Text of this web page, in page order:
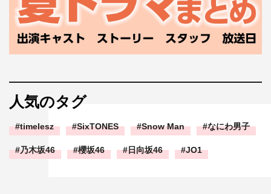
人気のタグ
timelesz SixTONES Snow Man なにわ男子
乃木坂46 櫻坂46 日向坂46 JO1